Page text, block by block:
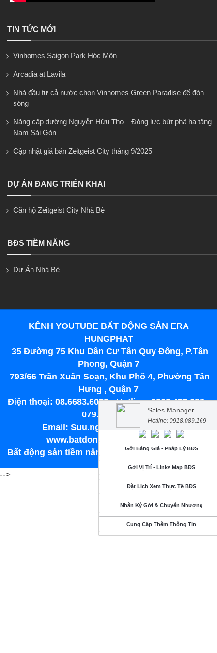
Sales Manager
Hotline: 0918.089.169
Gởi Bảng Giá - Pháp Lý BĐS
Gởi Vị Trí - Links Map BĐS
Đặt Lịch Xem Thực Tế BĐS
Nhận Ký Gởi & Chuyển Nhượng
Cung Cấp Thêm Thông Tin
TIN TỨC MỚI
Vinhomes Saigon Park Hóc Môn
Arcadia at Lavila
Nhà đầu tư cả nước chọn Vinhomes Green Paradise để đón
sóng
Nâng cấp đường Nguyễn Hữu Thọ – Động lực bứt phá hạ tầng
Nam Sài Gòn
Cập nhật giá bán Zeitgeist City tháng 9/2025
DỰ ÁN ĐANG TRIỂN KHAI
Căn hộ Zeitgeist City Nhà Bè
BĐS TIỀM NĂNG
Dự Án Nhà Bè
KÊNH YOUTUBE BẤT ĐỘNG SẢN ERA
HUNGPHAT
35 Đường 75 Khu Dân Cư Tân Quy Đông, P.Tân
Phong, Quận 7
793/66 Trần Xuân Soạn, Khu Phố 4, Phường Tân
Hưng , Quận 7
Điện thoại: 08.6683.6079 - Hotline: 0909.477.288 -
079.679.6789
Email: Suu.nguyen@era.com.vn
www.batdongsanhungphat.vn
Bất động sản tiềm năng ©Copyright 2016
-->